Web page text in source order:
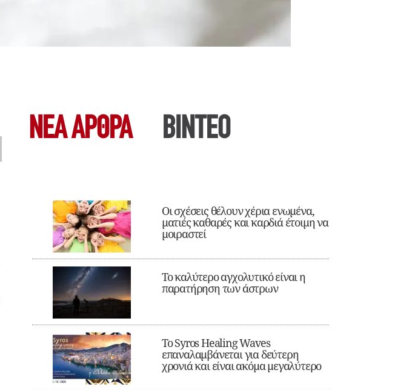
ΝΕΑ ΆΡΘΡΑ ΒΙΝΤΕΟ
Οι σχέσεις θέλουν χέρια ενωμένα,
ματιές καθαρές και καρδιά έτοιμη να
μοιραστεί
Το καλύτερο αγχολυτικό είναι η
παρατήρηση των άστρων
Το Syros Healing Waves
επαναλαμβάνεται για δεύτερη
χρονιά και είναι ακόμα μεγαλύτερο